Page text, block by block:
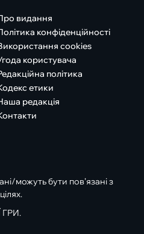
видання
конфіденційності
cookies
користувача
політика
етики
редакція
можуть бути пов’язані з